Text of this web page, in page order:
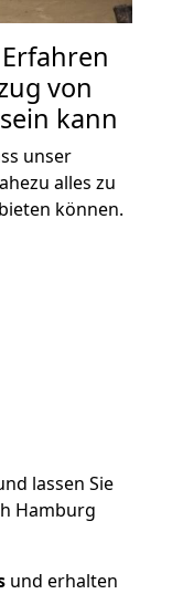
von
kann
unser
alles zu
können.
lassen Sie
Hamburg
und erhalten